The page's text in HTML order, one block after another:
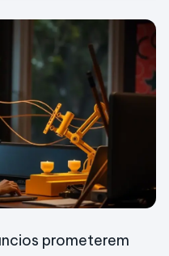
prometerem